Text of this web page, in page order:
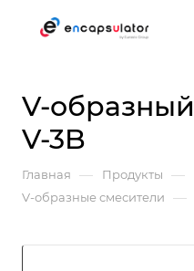
V-
V-3B
Главная — Продукты —
V-образные смесители —